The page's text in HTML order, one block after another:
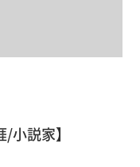
説家】